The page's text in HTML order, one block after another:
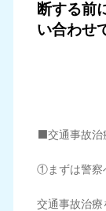
断する前
い合わせ
⬛️交通事故
①まずは警察
交通事故治